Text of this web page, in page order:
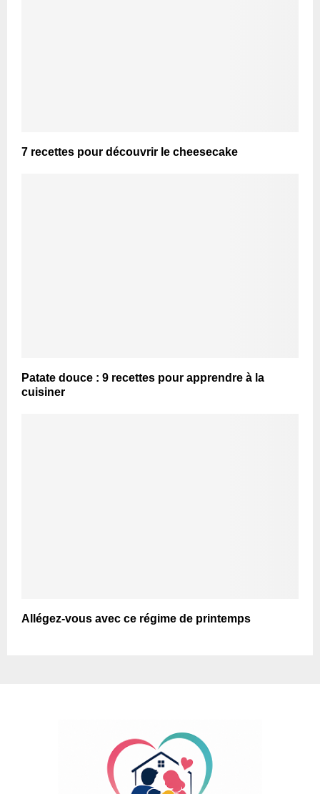
7 recettes pour découvrir le cheesecake
Patate douce : 9 recettes pour apprendre à la
cuisiner
Allégez-vous avec ce régime de printemps